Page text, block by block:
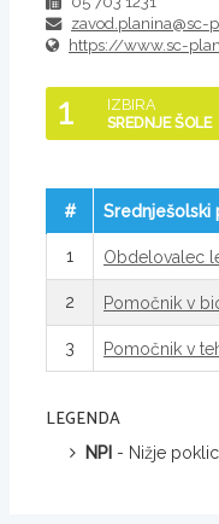
zavod.planina@sc-
https://www.sc-
1
IZBIRA
SREDNJE ŠOLE
# Srednješolski
1 Obdelovalec
2 Pomočnik v
3 Pomočnik v
LEGENDA
NPI - Nižje